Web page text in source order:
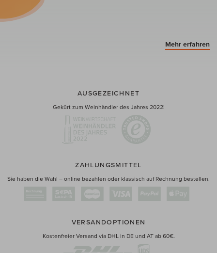
Mehr erfahren
AUSGEZEICHNET
Gekürt zum Weinhändler des Jahres 2022!
ZAHLUNGSMITTEL
Sie haben die Wahl – online bezahlen oder klassisch auf Rechnung bestellen.
VERSANDOPTIONEN
Kostenfreier Versand via DHL in DE und AT ab 60€.